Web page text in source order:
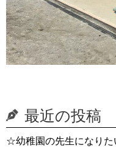
最近の投稿
☆幼稚園の先生になり